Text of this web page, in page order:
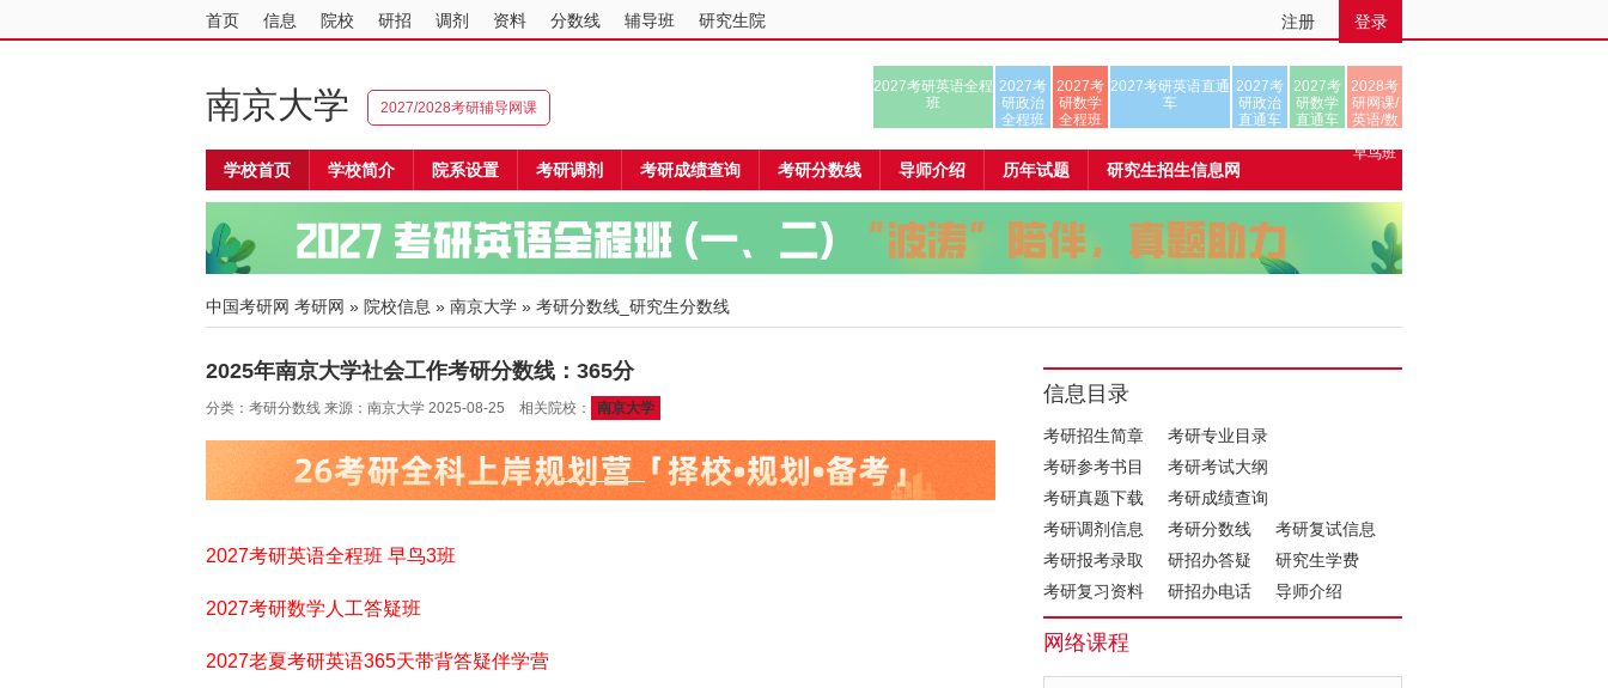
首页 信息 院校 研招 调剂 资料 分数线 辅导班 研究生院 注册 登录
南京大学 2027/2028考研辅导网课
2027考研英语全程
班
2027考
研政治
全程班
2027考
研数学
全程班
2027考研英语直通
车
2027考
研政治
直通车
2027考
研数学
直通车
2028考
研网课/
英语/数
早鸟班
学校首页 学校简介 院系设置 考研调剂 考研成绩查询 考研分数线 导师介绍 历年试题 研究生招生信息网
中国考研网 考研网 » 院校信息 » 南京大学 » 考研分数线_研究生分数线
2025年南京大学社会工作考研分数线：365分
分类：考研分数线 来源：南京大学 2025-08-25 相关院校： 南京大学
2027考研英语全程班 早鸟3班
2027考研数学人工答疑班
2027老夏考研英语365天带背答疑伴学营
信息目录
考研招生简章
考研专业目录
考研参考书目
考研考试大纲
考研真题下载
考研成绩查询
考研调剂信息
考研分数线
考研复试信息
考研报考录取
研招办答疑
研究生学费
考研复习资料
研招办电话 导师介绍
网络课程